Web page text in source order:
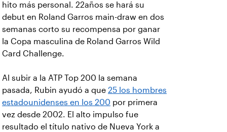
hito más personal. 22años se hará su
debut en Roland Garros main-draw en dos
semanas corto su recompensa por ganar
la Copa masculina de Roland Garros Wild
Card Challenge.
Al subir a la ATP Top 200 la semana
pasada, Rubin ayudó a que 25 los hombres
estadounidenses en los 200 por primera
vez desde 2002. El alto impulso fue
resultado el título nativo de Nueva York a